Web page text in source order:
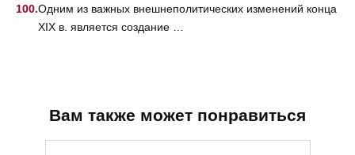
Одним из важных внешнеполитических изменений конца
XIX в. является создание …
Вам также может понравиться